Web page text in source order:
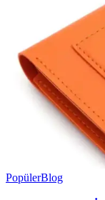
PopülerBlog